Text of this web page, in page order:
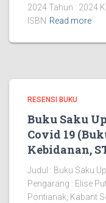
2024 Tahun : 2024
ISBN Read more
RESENSI BUKU
Buku Saku
Covid 19
Kebidanan,
Judul : Buku Saku
Pengarang : Elise
Pontianak, Kabant